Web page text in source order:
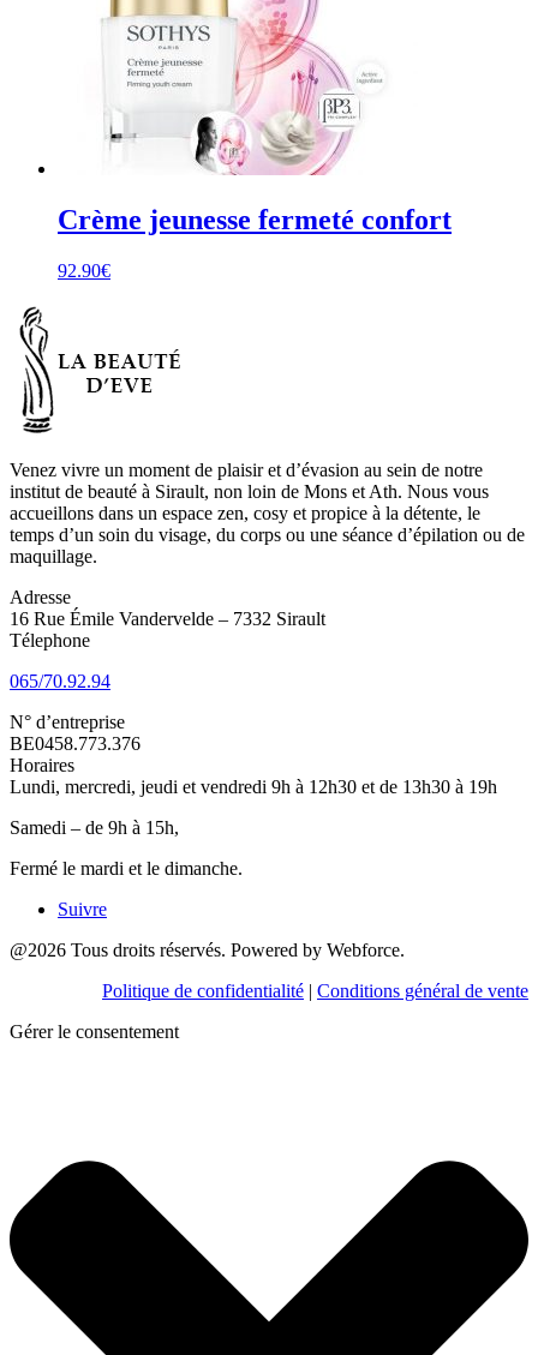
Crème jeunesse fermeté confort
92.90€
Venez vivre un moment de plaisir et d’évasion au sein de notre
institut de beauté à Sirault, non loin de Mons et Ath. Nous vous
accueillons dans un espace zen, cosy et propice à la détente, le
temps d’un soin du visage, du corps ou une séance d’épilation ou de
maquillage.
Adresse
16 Rue Émile Vandervelde – 7332 Sirault
Télephone
065/70.92.94
N° d’entreprise
BE0458.773.376
Horaires
Lundi, mercredi, jeudi et vendredi 9h à 12h30 et de 13h30 à 19h
Samedi – de 9h à 15h,
Fermé le mardi et le dimanche.
Suivre
@2026 Tous droits réservés. Powered by Webforce.
Politique de confidentialité | Conditions général de vente
Gérer le consentement